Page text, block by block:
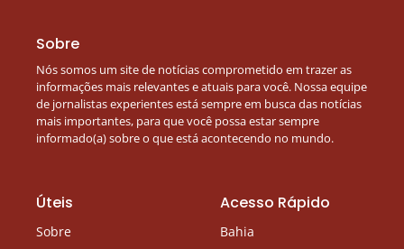
Sobre
Nós somos um site de notícias comprometido em trazer as
informações mais relevantes e atuais para você. Nossa equipe
de jornalistas experientes está sempre em busca das notícias
mais importantes, para que você possa estar sempre
informado(a) sobre o que está acontecendo no mundo.
Úteis
Sobre
Acesso Rápido
Bahia